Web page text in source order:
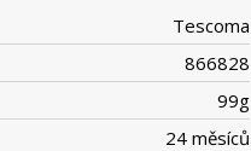
Tescoma
866828
99g
24 měsíců